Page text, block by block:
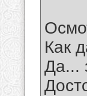
Как
Да...